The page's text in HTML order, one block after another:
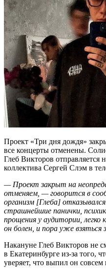
Проект «Три дня дождя»
все концерты отменены.
Глеб Викторов отправляется
коллектива Сергей Слэм в
— Проект закрыт на
отменяем, — говорится в
организм [Глеба]
страшнейшие панички,
прощения у аудитории, легко
он болен, и пора уже взяться
Накануне Глеб Викторов не
в Екатеринбурге из-за того,
уверяет, что выпил он совсем